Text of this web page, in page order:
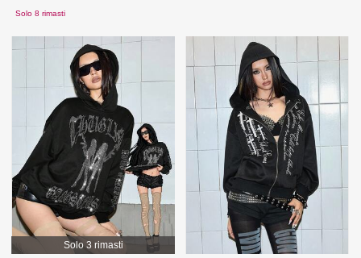
Solo 8 rimasti
Solo 3 rimasti